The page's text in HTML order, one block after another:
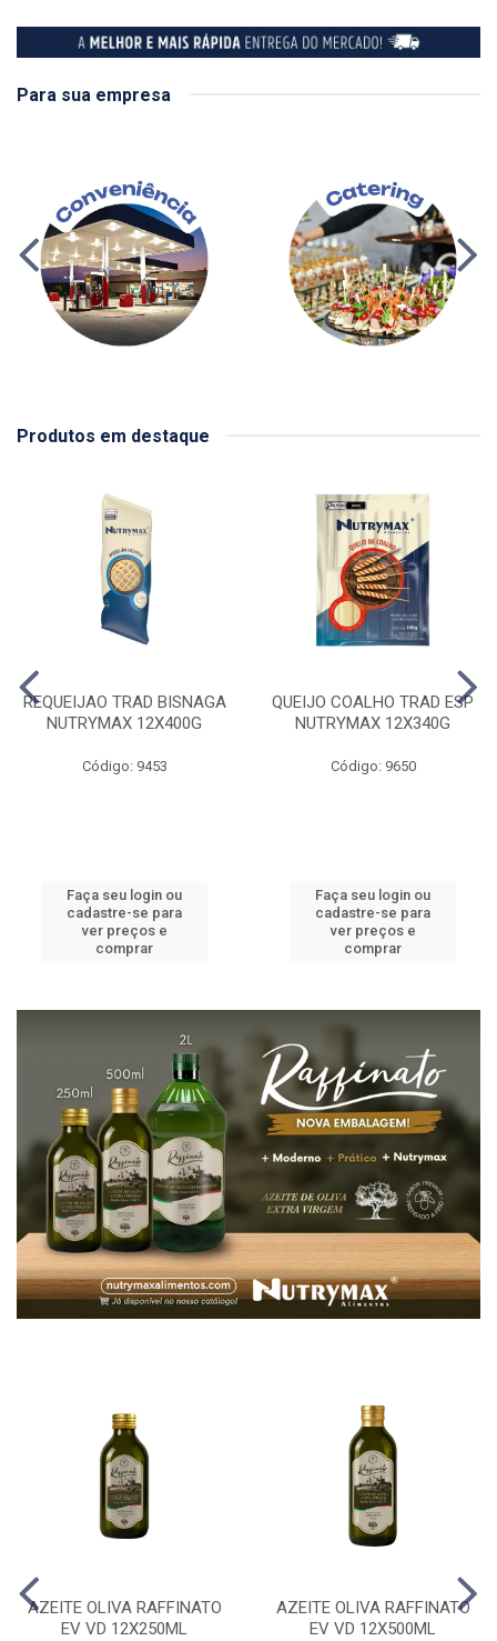
Para sua empresa
Produtos em destaque
REQUEIJAO TRAD BISNAGA
NUTRYMAX 12X400G
Código: 9453
Faça seu login ou
cadastre-se para
ver preços e
comprar
QUEIJO COALHO TRAD ESP
NUTRYMAX 12X340G
Código: 9650
Faça seu login ou
cadastre-se para
ver preços e
comprar
AZEITE OLIVA RAFFINATO
EV VD 12X250ML
AZEITE OLIVA RAFFINATO
EV VD 12X500ML